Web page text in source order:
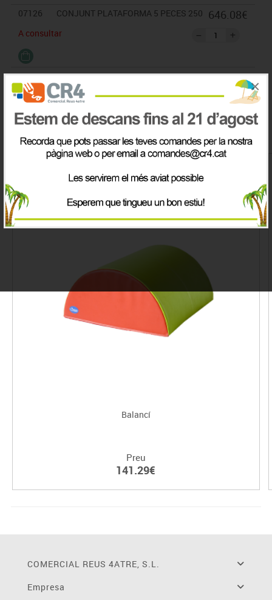
×
07126
CONJUNT PLATAFORMA 5 PECES 250
A consultar
646.08€
IVA inclòs
Productes de la mateix categoria
Balancí
Preu
141.29€
COMERCIAL REUS 4ATRE, S.L.
Empresa